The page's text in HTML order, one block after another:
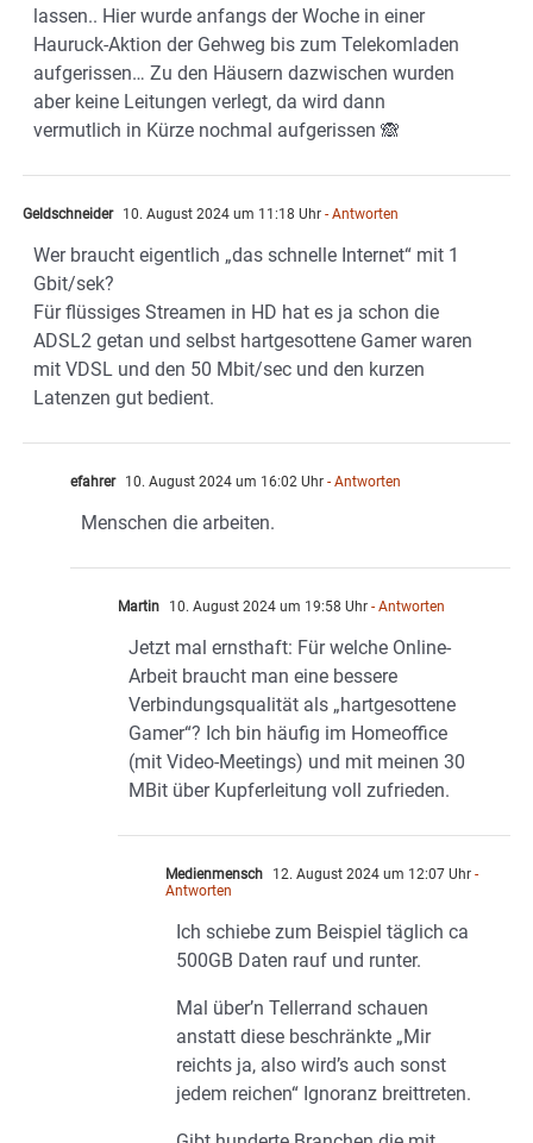
lassen.. Hier wurde anfangs der Woche in einer
Hauruck-Aktion der Gehweg bis zum Telekomladen
aufgerissen… Zu den Häusern dazwischen wurden
aber keine Leitungen verlegt, da wird dann
vermutlich in Kürze nochmal aufgerissen 🙈
Geldschneider 10. August 2024 um 11:18 Uhr - Antworten
Wer braucht eigentlich „das schnelle Internet“ mit 1
Gbit/sek?
Für flüssiges Streamen in HD hat es ja schon die
ADSL2 getan und selbst hartgesottene Gamer waren
mit VDSL und den 50 Mbit/sec und den kurzen
Latenzen gut bedient.
efahrer 10. August 2024 um 16:02 Uhr - Antworten
Menschen die arbeiten.
Martin 10. August 2024 um 19:58 Uhr - Antworten
Jetzt mal ernsthaft: Für welche Online-
Arbeit braucht man eine bessere
Verbindungsqualität als „hartgesottene
Gamer“? Ich bin häufig im Homeoffice
(mit Video-Meetings) und mit meinen 30
MBit über Kupferleitung voll zufrieden.
Medienmensch 12. August 2024 um 12:07 Uhr -
Antworten
Ich schiebe zum Beispiel täglich ca
500GB Daten rauf und runter.
Mal über’n Tellerrand schauen
anstatt diese beschränkte „Mir
reichts ja, also wird’s auch sonst
jedem reichen“ Ignoranz breittreten.